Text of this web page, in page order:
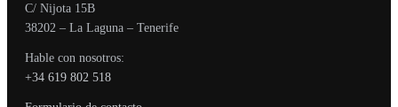
C/ Nijota 15B
38202 – La Laguna – Tenerife
Hable con nosotros:
+34 619 802 518